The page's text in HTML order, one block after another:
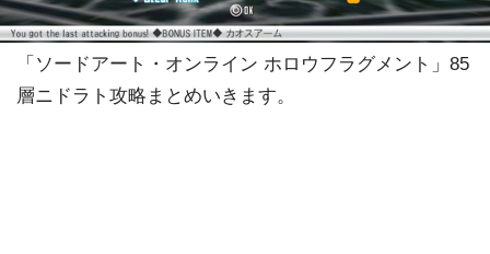
「ソードアート・オンライン ホロウフラグメント」85
層ニドラト攻略まとめいきます。